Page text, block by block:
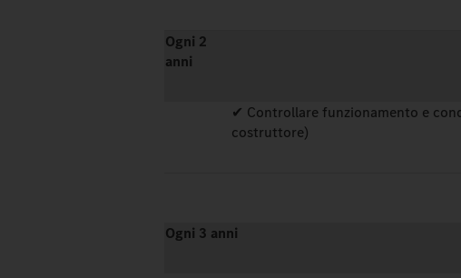
Ogni 2
anni
✔ Controllare funzionamento e
costruttore)
Ogni 3 anni